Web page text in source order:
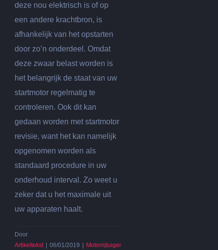
deze nou elektrisch is of op
een andere krachtbron, is
afhankelijk van het opstarten
door zo’n onderdeel. Omdat
deze zwaar belast worden is
het belangrijk de staat van uw
startmotor regelmatig te
controleren. Ook dit kan
gedaan worden met startmotor
revisie, want het kan namelijk
opgenomen worden als
standaard procedure in uw
onderhoud interval. Zo weet u
zeker dat u het maximale uit
uw apparaten haalt.
Door
Artikeltekst | 06/01/2019 | Motorrijtuigen